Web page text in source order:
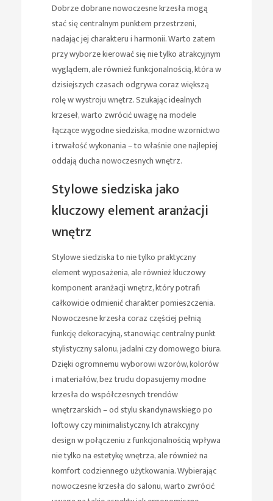
Dobrze dobrane nowoczesne krzesła mogą
stać się centralnym punktem przestrzeni,
nadając jej charakteru i harmonii. Warto zatem
przy wyborze kierować się nie tylko atrakcyjnym
wyglądem, ale również funkcjonalnością, która w
dzisiejszych czasach odgrywa coraz większą
rolę w wystroju wnętrz. Szukając idealnych
krzeseł, warto zwrócić uwagę na modele
łączące wygodne siedziska, modne wzornictwo
i trwałość wykonania – to właśnie one najlepiej
oddają ducha nowoczesnych wnętrz.
Stylowe siedziska jako
kluczowy element aranżacji
wnętrz
Stylowe siedziska to nie tylko praktyczny
element wyposażenia, ale również kluczowy
komponent aranżacji wnętrz, który potrafi
całkowicie odmienić charakter pomieszczenia.
Nowoczesne krzesła coraz częściej pełnią
funkcję dekoracyjną, stanowiąc centralny punkt
stylistyczny salonu, jadalni czy domowego biura.
Dzięki ogromnemu wyborowi wzorów, kolorów
i materiałów, bez trudu dopasujemy modne
krzesła do współczesnych trendów
wnętrzarskich – od stylu skandynawskiego po
loftowy czy minimalistyczny. Ich atrakcyjny
design w połączeniu z funkcjonalnością wpływa
nie tylko na estetykę wnętrza, ale również na
komfort codziennego użytkowania. Wybierając
nowoczesne krzesła do salonu, warto zwrócić